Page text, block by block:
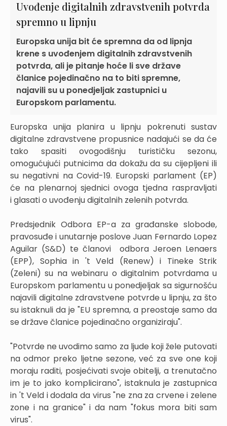
Uvođenje digitalnih zdravstvenih potvrda
spremno u lipnju
Europska unija bit će spremna da od lipnja
krene s uvođenjem digitalnih zdravstvenih
potvrda, ali je pitanje hoće li sve države
članice pojedinačno na to biti spremne,
najavili su u ponedjeljak zastupnici u
Europskom parlamentu.
Europska unija planira u lipnju pokrenuti sustav
digitalne zdravstvene propusnice nadajući se da će
tako spasiti ovogodišnju turističku sezonu,
omogućujući putnicima da dokažu da su cijepljeni ili
su negativni na Covid-19. Europski parlament (EP)
će na plenarnoj sjednici ovoga tjedna raspravljati
i glasati o uvođenju digitalnih zelenih potvrda.
Predsjednik Odbora EP-a za građanske slobode,
pravosuđe i unutarnje poslove Juan Fernardo Lopez
Aguilar (S&D) te članovi odbora Jeroen Lenaers
(EPP), Sophia in 't Veld (Renew) i Tineke Strik
(Zeleni) su na webinaru o digitalnim potvrdama u
Europskom parlamentu u ponedjeljak sa sigurnošću
najavili digitalne zdravstvene potvrde u lipnju, za što
su istaknuli da je "EU spremna, a preostaje samo da
se države članice pojedinačno organiziraju".
"Potvrde ne uvodimo samo za ljude koji žele putovati
na odmor preko ljetne sezone, već za sve one koji
moraju raditi, posjećivati svoje obitelji, a trenutačno
im je to jako komplicirano", istaknula je zastupnica
in 't Veld i dodala da virus "ne zna za crvene i zelene
zone i na granice" i da nam "fokus mora biti sam
virus".